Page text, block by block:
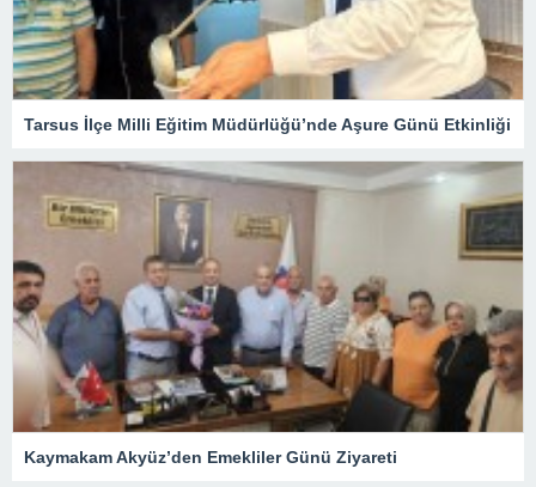
Tarsus İlçe Milli Eğitim Müdürlüğü’nde Aşure Günü Etkinliği
Kaymakam Akyüz’den Emekliler Günü Ziyareti